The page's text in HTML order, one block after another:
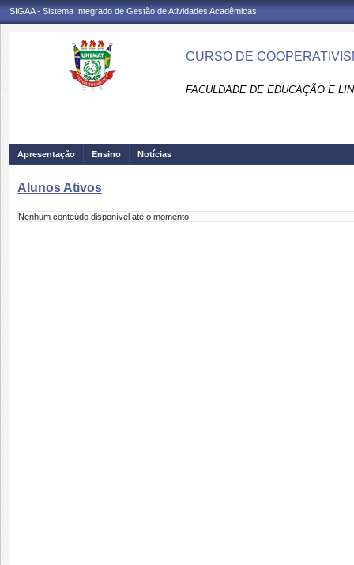
SIGAA - Sistema Integrado de Gestão de Atividades Acadêmicas
CURSO DE
FACULDADE DE EDUCAÇÃO E
Apresentação Ensino Notícias
Alunos Ativos
Nenhum conteúdo disponível até o momento